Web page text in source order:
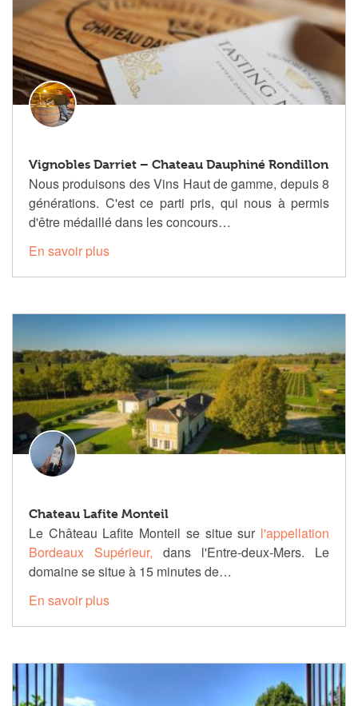
Vignobles Darriet – Chateau Dauphiné Rondillon
Nous produisons des Vins Haut de gamme, depuis 8
générations. C'est ce parti pris, qui nous à permis
d'être médaillé dans les concours…
En savoir plus
Chateau Lafite Monteil
Le Château Lafite Monteil se situe sur l'appellation
Bordeaux Supérieur, dans l'Entre-deux-Mers. Le
domaine se situe à 15 minutes de…
En savoir plus